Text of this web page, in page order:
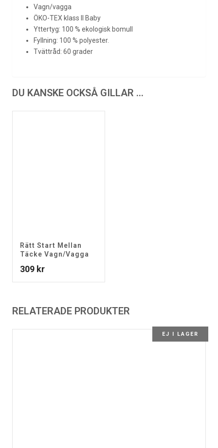
Vagn/vagga
ÖKO-TEX klass ll Baby
Yttertyg: 100 % ekologisk bomull
Fyllning: 100 % polyester.
Tvättråd: 60 grader
DU KANSKE OCKSÅ GILLAR …
Rätt Start Mellan
Täcke Vagn/Vagga
309 kr
RELATERADE PRODUKTER
EJ I LAGER